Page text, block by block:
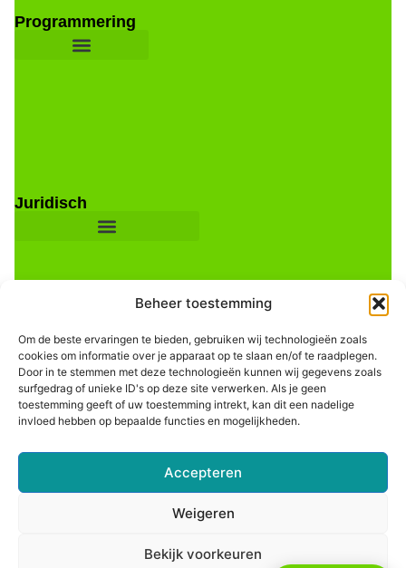
Beheer toestemming
Om de beste ervaringen te bieden, gebruiken wij technologieën zoals
cookies om informatie over je apparaat op te slaan en/of te raadplegen.
Door in te stemmen met deze technologieën kunnen wij gegevens zoals
surfgedrag of unieke ID's op deze site verwerken. Als je geen
toestemming geeft of uw toestemming intrekt, kan dit een nadelige
invloed hebben op bepaalde functies en mogelijkheden.
Accepteren
Weigeren
Bekijk voorkeuren
Programmering
Juridisch
Informatie